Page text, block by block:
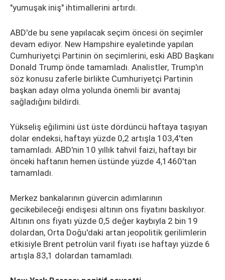
"yumuşak iniş" ihtimallerini artırdı.
ABD'de bu sene yapılacak seçim öncesi ön seçimler
devam ediyor. New Hampshire eyaletinde yapılan
Cumhuriyetçi Partinin ön seçimlerini, eski ABD Başkanı
Donald Trump önde tamamladı. Analistler, Trump'ın
söz konusu zaferle birlikte Cumhuriyetçi Partinin
başkan adayı olma yolunda önemli bir avantaj
sağladığını bildirdi.
Yükseliş eğilimini üst üste dördüncü haftaya taşıyan
dolar endeksi, haftayı yüzde 0,2 artışla 103,4'ten
tamamladı. ABD'nin 10 yıllık tahvil faizi, haftayı bir
önceki haftanın hemen üstünde yüzde 4,1460'tan
tamamladı.
Merkez bankalarının güvercin adımlarının
gecikebileceği endişesi altının ons fiyatını baskılıyor.
Altının ons fiyatı yüzde 0,5 değer kaybıyla 2 bin 19
dolardan, Orta Doğu'daki artan jeopolitik gerilimlerin
etkisiyle Brent petrolün varil fiyatı ise haftayı yüzde 6
artışla 83,1 dolardan tamamladı.